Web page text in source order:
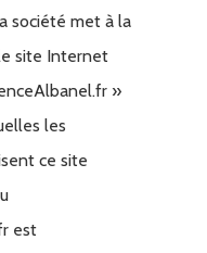
société met à la
site Internet
»
les
ce site
est